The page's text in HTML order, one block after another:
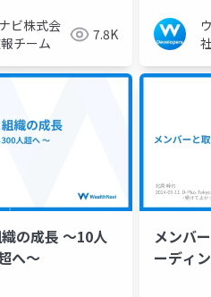
ビ株式会
チーム
7.8K
の成長 〜10人
へ〜
メンバ
ーディ